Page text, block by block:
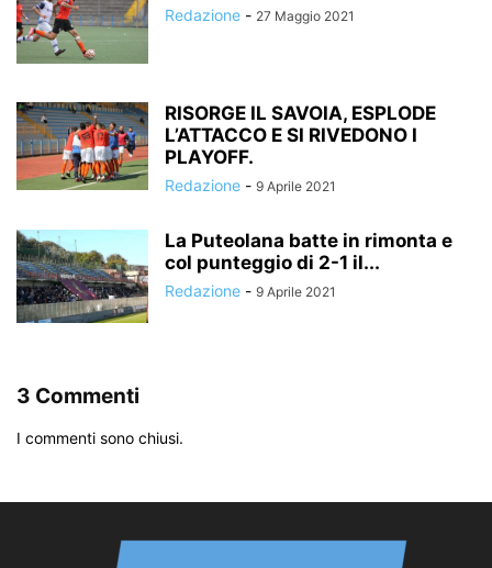
Redazione - 27 Maggio 2021
RISORGE IL SAVOIA, ESPLODE
L’ATTACCO E SI RIVEDONO I
PLAYOFF.
Redazione - 9 Aprile 2021
La Puteolana batte in rimonta e
col punteggio di 2-1 il...
Redazione - 9 Aprile 2021
3 Commenti
I commenti sono chiusi.